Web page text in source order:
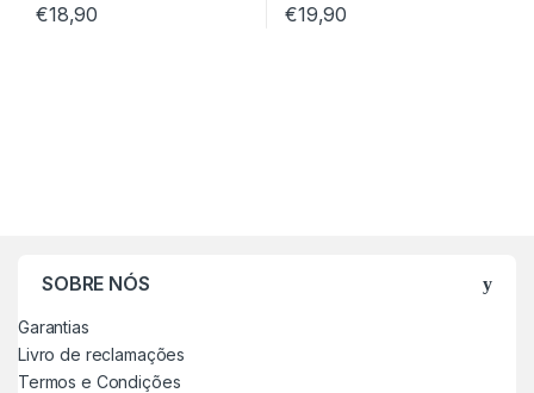
€18,90 €19,90
SOBRE NÓS
Garantias
Livro de reclamações
Termos e Condições